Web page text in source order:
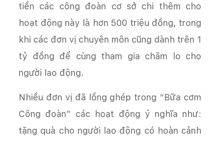
tiền các công đoàn cơ sở chi thêm cho
hoạt động này là hơn 500 triệu đồng, trong
khi các đơn vị chuyên môn cũng dành trên 1
tỷ đồng để cùng tham gia chăm lo cho
người lao động.
Nhiều đơn vị đã lồng ghép trong “Bữa cơm
Công đoàn” các hoạt động ý nghĩa như:
tặng quà cho người lao động có hoàn cảnh